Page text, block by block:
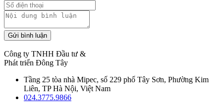
Gửi bình luận
Công ty TNHH Đầu tư &
Phát triển Đông Tây
Tầng 25 tòa nhà Mipec, số 229 phố Tây Sơn, Phường Kim
Liên, TP Hà Nội, Việt Nam
024.3775.9866